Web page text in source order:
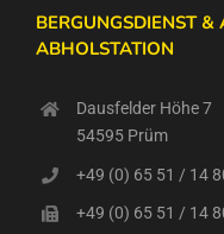
BERGUNGSDIENST
ABHOLSTATION
Dausfelder Höhe 7
54595 Prüm
+49 (0) 65 51 / 14
+49 (0) 65 51 / 14